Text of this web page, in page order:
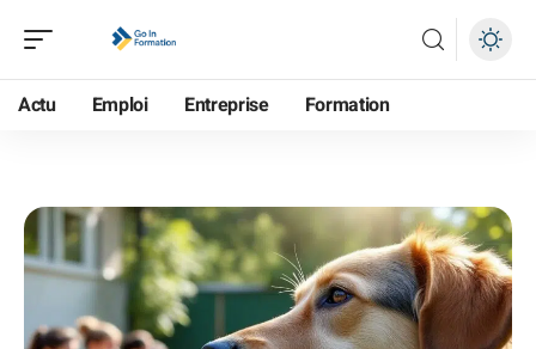
Actu Emploi Entreprise Formation